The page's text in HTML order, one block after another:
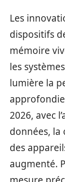
Les
dispositifs
mémoire
les
lumière la
2026, avec
données, la
des
augmenté.